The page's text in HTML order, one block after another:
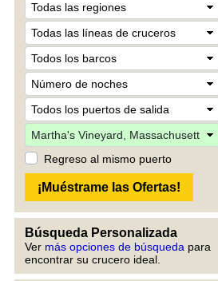
Regreso al mismo puerto
Búsqueda Personalizada
Ver más opciones de búsqueda para
encontrar su crucero ideal.